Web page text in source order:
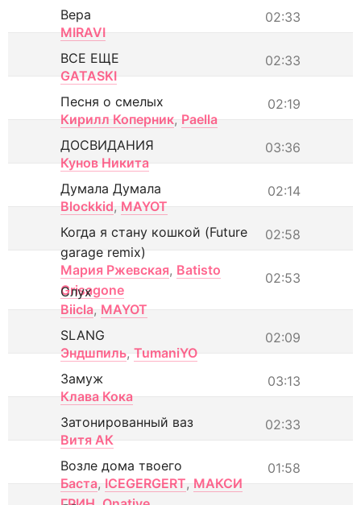
02:33
Вера
MIRAVI
02:33
ВСЕ ЕЩЕ
GATASKI
02:19
Песня о смелых
Кирилл Коперник, Paella
03:36
ДОСВИДАНИЯ
Кунов Никита
02:14
Думала Думала
Blockkid, MAYOT
02:58
Когда я стану кошкой (Future
garage remix)
Мария Ржевская, Batisto
Grisagone
02:53
Слух
Biicla, MAYOT
02:09
SLANG
Эндшпиль, TumaniYO
03:13
Замуж
Клава Кока
02:33
Затонированный ваз
Витя АК
01:58
Возле дома твоего
Баста, ICEGERGERT, МАКСИ